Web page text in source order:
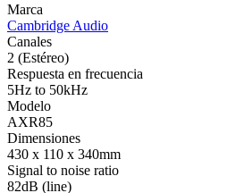
Marca
Cambridge Audio
Canales
2 (Estéreo)
Respuesta en frecuencia
5Hz to 50kHz
Modelo
AXR85
Dimensiones
430 x 110 x 340mm
Signal to noise ratio
82dB (line)